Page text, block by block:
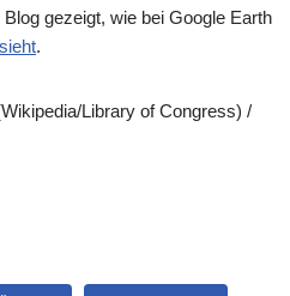
gezeigt, wie bei Google Earth
.
Library of Congress) /